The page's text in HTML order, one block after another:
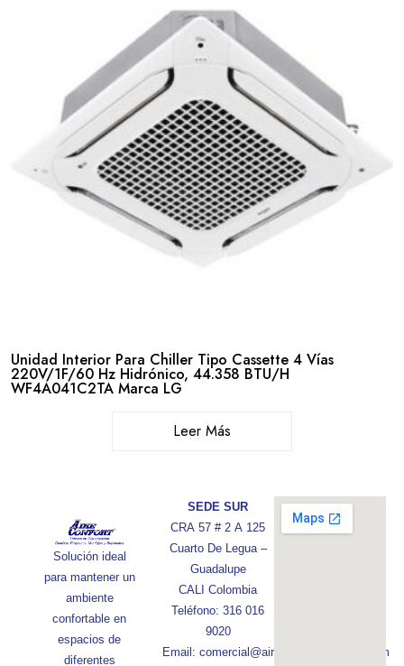
Unidad Interior Para Chiller Tipo Cassette 4 Vías
220V/1F/60 Hz Hidrónico, 44.358 BTU/H
WF4A041C2TA Marca LG
Leer Más
Solución ideal
para mantener un
ambiente
confortable en
espacios de
diferentes
SEDE SUR
CRA 57 # 2 A 125
Cuarto De Legua –
Guadalupe
CALI Colombia
Teléfono: 316 016
9020
Email: comercial@aireconfortcolombia.com